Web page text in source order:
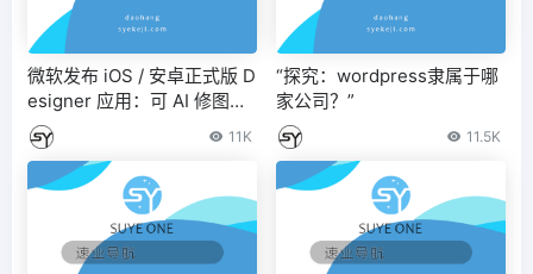
微软发布 iOS / 安卓正式版 D
esigner 应用：可 AI 修图、
生成贺卡等
11K
“探究：wordpress隶属于哪
家公司？”
11.5K